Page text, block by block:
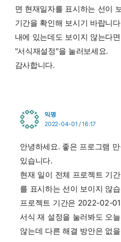
면 현재일자를 표시하는 선이
기간을 확인해 보시기 바랍니
내에 있는데도 보이지 않는다
"서식재설정"을 눌러보세요.
감사합니다.
익명
2022-04-01 / 16:17
안녕하세요. 좋은 프로그램
있습니다.
현재 일이 전체 프로젝트 기
를 표시하는 선이 보이지 않
프로젝트 기간은 2022-02-
서식 재 설정을 눌러봐도 오
않는데 다른 해결 방안은 없